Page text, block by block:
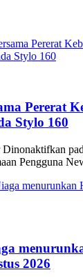
Pererat
Stylo 160
Dinonaktifkan
Pengguna
2026